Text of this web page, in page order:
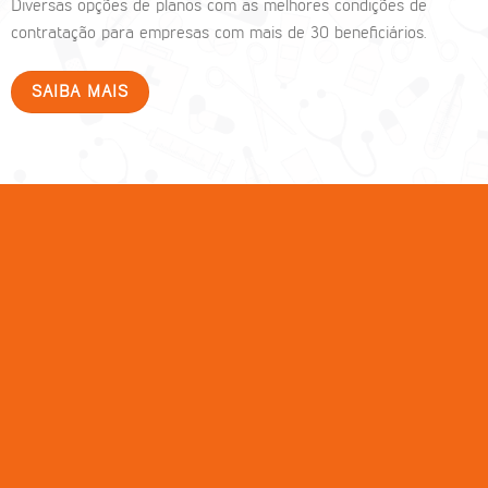
Diversas opções de planos com as melhores condições de
contratação para empresas com mais de 30 beneficiários.
SAIBA MAIS